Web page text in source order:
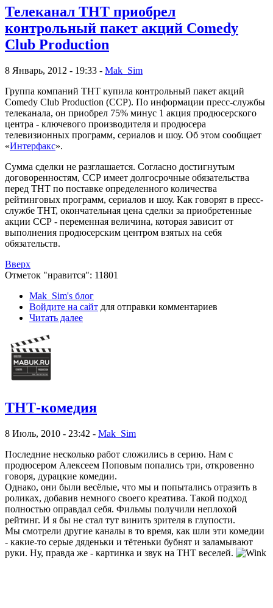
Телеканал ТНТ приобрел
контрольный пакет акций Comedy
Club Production
8 Январь, 2012 - 19:33 - Mak_Sim
Группа компаний ТНТ купила контрольный пакет акций
Comedy Club Production (CCP). По информации пресс-службы
телеканала, он приобрел 75% минус 1 акция продюсерского
центра - ключевого производителя и продюсера
телевизионных программ, сериалов и шоу. Об этом сообщает
«Интерфакс».
Сумма сделки не разглашается. Согласно достигнутым
договоренностям, ССР имеет долгосрочные обязательства
перед ТНТ по поставке определенного количества
рейтинговых программ, сериалов и шоу. Как говорят в пресс-
службе ТНТ, окончательная цена сделки за приобретенные
акции ССР - переменная величина, которая зависит от
выполнения продюсерским центром взятых на себя
обязательств.
Вверх
Отметок "нравится": 11801
Mak_Sim's блог
Войдите на сайт для отправки комментариев
Читать далее
ТНТ-комедия
8 Июль, 2010 - 23:42 - Mak_Sim
Последние несколько работ сложились в серию. Нам с
продюсером Алексеем Поповым попались три, откровенно
говоря, дурацкие комедии.
Однако, они были весёлые, что мы и попытались отразить в
роликах, добавив немного своего креатива. Такой подход
полностью оправдал себя. Фильмы получили неплохой
рейтинг. И я бы не стал тут винить зрителя в глупости.
Мы смотрели другие каналы в то время, как шли эти комедии
- какие-то серые дяденьки и тётеньки бубнят и заламывают
руки. Ну, правда же - картинка и звук на ТНТ веселей.